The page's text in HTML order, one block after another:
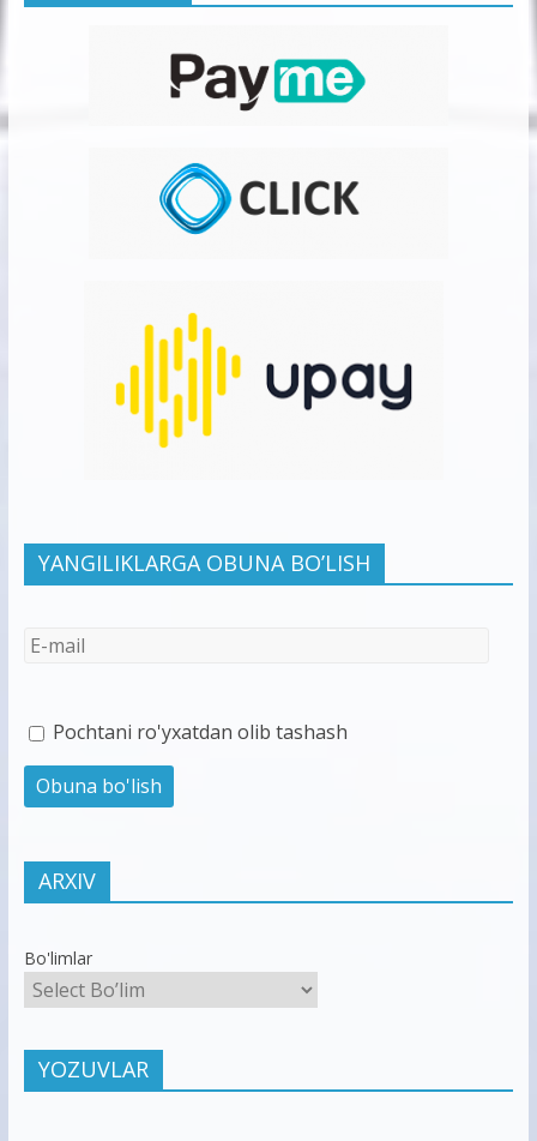
YANGILIKLARGA OBUNA BO’LISH
Pochtani ro'yxatdan olib tashash
ARXIV
Bo'limlar
YOZUVLAR